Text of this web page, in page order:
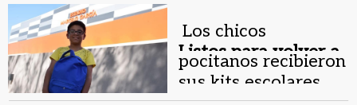
tareas
Listos para volver a
clases.
Los chicos
pocitanos recibieron
sus kits escolares